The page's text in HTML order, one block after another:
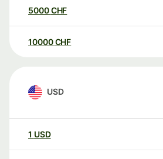
5000CHF
10000 CHF
USD
1 USD